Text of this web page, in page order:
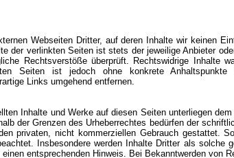
Webseiten Dritter, auf deren Inhalte wir keinen
der verlinkten Seiten ist stets der jeweilige Anbieter
Rechtsverstöße überprüft. Rechtswidrige Inhalte
Seiten ist jedoch ohne konkrete
Links umgehend entfernen.
Inhalte und Werke auf diesen Seiten unterliegen
der Grenzen des Urheberrechtes bedürfen der
privaten, nicht kommerziellen Gebrauch gestattet.
Insbesondere werden Inhalte Dritter als
entsprechenden Hinweis. Bei Bekanntwerden von